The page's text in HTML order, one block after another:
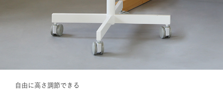
自由に高さ調節できる